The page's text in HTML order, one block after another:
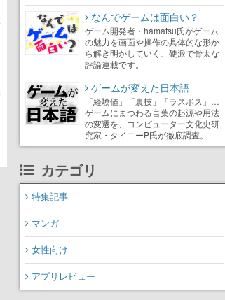
なんでゲームは面白い？
ゲーム開発者・hamatsu氏がゲーム
の魅力を画面や操作の具体的な形か
ら解き明かしていく、硬派で骨太な
評論連載です。
ゲームが変えた日本語
「経験値」「裏技」「ラスボス」…
ゲームにまつわる言葉の起源や用法
の変遷を、コンピューター文化史研
究家・タイニーP氏が徹底調査。
カテゴリ
特集記事
マンガ
女性向け
アプリレビュー